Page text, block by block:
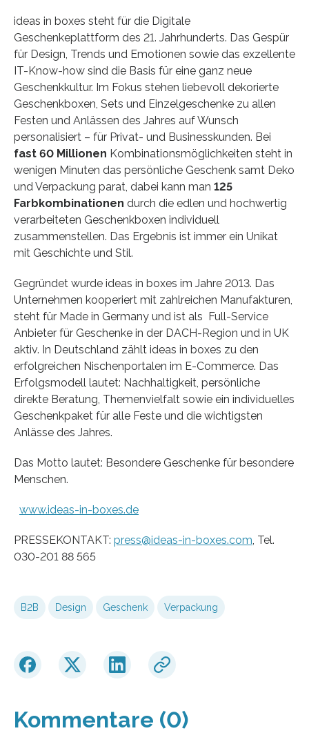
ideas in boxes steht für die Digitale
Geschenkeplattform des 21. Jahrhunderts. Das Gespür
für Design, Trends und Emotionen sowie das exzellente
IT-Know-how sind die Basis für eine ganz neue
Geschenkkultur. Im Fokus stehen liebevoll dekorierte
Geschenkboxen, Sets und Einzelgeschenke zu allen
Festen und Anlässen des Jahres auf Wunsch
personalisiert – für Privat- und Businesskunden. Bei
fast 60 Millionen Kombinationsmöglichkeiten steht in
wenigen Minuten das persönliche Geschenk samt Deko
und Verpackung parat, dabei kann man 125
Farbkombinationen durch die edlen und hochwertig
verarbeiteten Geschenkboxen individuell
zusammenstellen. Das Ergebnis ist immer ein Unikat
mit Geschichte und Stil.
Gegründet wurde ideas in boxes im Jahre 2013. Das
Unternehmen kooperiert mit zahlreichen Manufakturen,
steht für Made in Germany und ist als Full-Service
Anbieter für Geschenke in der DACH-Region und in UK
aktiv. In Deutschland zählt ideas in boxes zu den
erfolgreichen Nischenportalen im E-Commerce. Das
Erfolgsmodell lautet: Nachhaltigkeit, persönliche
direkte Beratung, Themenvielfalt sowie ein individuelles
Geschenkpaket für alle Feste und die wichtigsten
Anlässe des Jahres.
Das Motto lautet: Besondere Geschenke für besondere
Menschen.
www.ideas-in-boxes.de
PRESSEKONTAKT: press@ideas-in-boxes.com, Tel.
030-201 88 565
B2B Design Geschenk Verpackung
Kommentare (0)